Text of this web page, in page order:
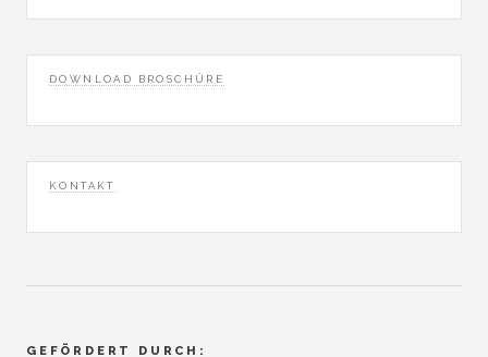
DOWNLOAD BROSCHÜRE
KONTAKT
GEFÖRDERT DURCH: